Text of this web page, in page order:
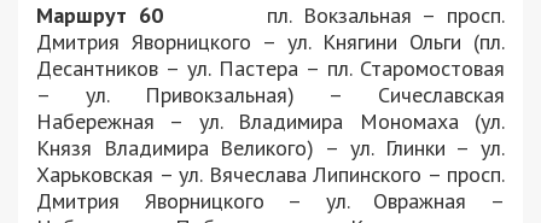
Маршрут 60пл. Вокзальная – просп.
Дмитрия Яворницкого – ул. Княгини Ольги (пл.
Десантников – ул. Пастера – пл. Старомостовая
– ул. Привокзальная) – Сичеславская
Набережная – ул. Владимира Мономаха (ул.
Князя Владимира Великого) – ул. Глинки – ул.
Харьковская – ул. Вячеслава Липинского – просп.
Дмитрия Яворницкого – ул. Овражная –